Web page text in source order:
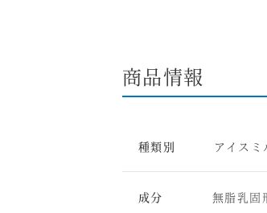
商品情報
種類別 アイスミ
成分 無脂乳